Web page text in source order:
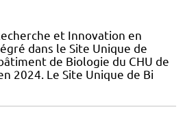
et Innovation en
dans le Site Unique de
de Biologie du CHU de
2024. Le Site Unique de Bi